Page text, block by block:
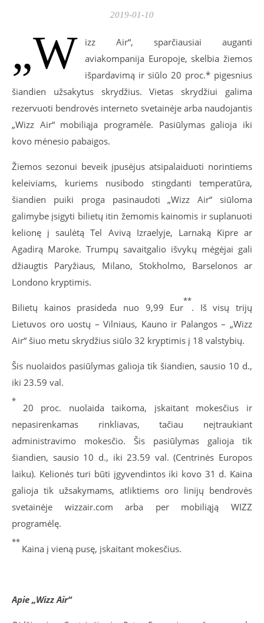
2019-01-10
„W
izz Air“, sparčiausiai auganti
aviakompanija Europoje, skelbia žiemos
išpardavimą ir siūlo 20 proc.* pigesnius
šiandien užsakytus skrydžius. Vietas skrydžiui galima
rezervuoti bendrovės interneto svetainėje arba naudojantis
„Wizz Air“ mobiliąja programėle. Pasiūlymas galioja iki
kovo mėnesio pabaigos.
Žiemos sezonui beveik įpusėjus atsipalaiduoti norintiems
keleiviams, kuriems nusibodo stingdanti temperatūra,
šiandien puiki proga pasinaudoti „Wizz Air“ siūloma
galimybe įsigyti bilietų itin žemomis kainomis ir suplanuoti
kelionę į saulėtą Tel Avivą Izraelyje, Larnaką Kipre ar
Agadirą Maroke. Trumpų savaitgalio išvykų mėgėjai gali
džiaugtis Paryžiaus, Milano, Stokholmo, Barselonos ar
Londono kryptimis.
Bilietų kainos prasideda nuo 9,99 Eur
**
. Iš visų trijų
Lietuvos oro uostų – Vilniaus, Kauno ir Palangos – „Wizz
Air“ šiuo metu skrydžius siūlo 32 kryptimis į 18 valstybių.
Šis nuolaidos pasiūlymas galioja tik šiandien, sausio 10 d.,
iki 23.59 val.
*
20 proc. nuolaida taikoma, įskaitant mokesčius ir
nepasirenkamas rinkliavas, tačiau neįtraukiant
administravimo mokesčio. Šis pasiūlymas galioja tik
šiandien, sausio 10 d., iki 23.59 val. (Centrinės Europos
laiku). Kelionės turi būti įgyvendintos iki kovo 31 d. Kaina
galioja tik užsakymams, atliktiems oro linijų bendrovės
svetainėje wizzair.com arba per mobiliąją WIZZ
programėlę.
**
Kaina į vieną pusę, įskaitant mokesčius.
Apie „Wizz Air“